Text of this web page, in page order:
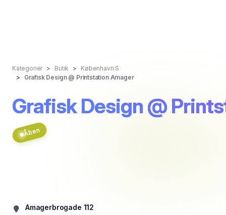
Kategorier Butik
København S
Grafisk Design @ Printstation Amager
Grafisk Design @
Åben
Amagerbrogade 112